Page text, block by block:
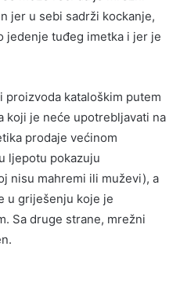
jer u sebi sadrži kockanje,
jedenje tuđeg imetka i jer je
proizvoda kataloškim putem
koji je neće upotrebljavati na
prodaje većinom
ljepotu pokazuju
nisu mahremi ili muževi), a
u griješenju koje je
Sa druge strane, mrežni